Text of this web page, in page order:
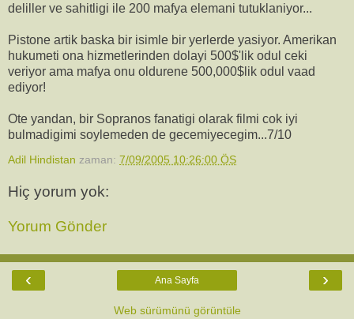
deliller ve sahitligi ile 200 mafya elemani tutuklaniyor...
Pistone artik baska bir isimle bir yerlerde yasiyor. Amerikan
hukumeti ona hizmetlerinden dolayi 500$'lik odul ceki
veriyor ama mafya onu oldurene 500,000$lik odul vaad
ediyor!
Ote yandan, bir Sopranos fanatigi olarak filmi cok iyi
bulmadigimi soylemeden de gecemiyecegim...7/10
Adil Hindistan zaman: 7/09/2005 10:26:00 ÖS
Hiç yorum yok:
Yorum Gönder
‹ ›
Ana Sayfa
Web sürümünü görüntüle